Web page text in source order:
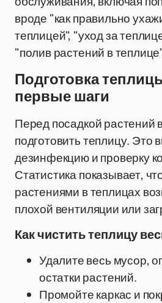
вроде "как правильно
теплицей", "уход за
"полив растений в
Подготовка
первые шаги
Перед посадкой растений
подготовить теплицу. Это
дезинфекцию и проверку
Статистика показывает,
растениями в теплицах
плохой вентиляции или
Как чистить теплицу
Удалите весь мусор,
остатки растений.
Промойте каркас и